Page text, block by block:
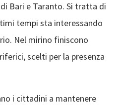
Bari e Taranto. Si tratta di
tempi sta interessando
Nel mirino finiscono
scelti per la presenza
i cittadini a mantenere